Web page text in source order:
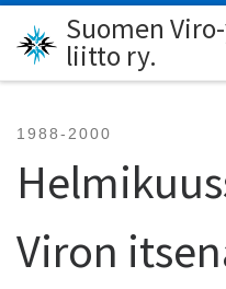
Skip to content
Suomen
liitto ry.
1988-2000
Viron